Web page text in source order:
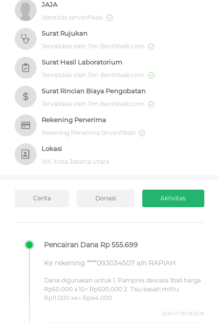
JAJA
Identitas terverifikasi
Surat Rujukan
Tervalidasi oleh Tim Benihbaik.com
Surat Hasil Laboratorium
Tervalidasi oleh Tim Benihbaik.com
Surat Rincian Biaya Pengobatan
Tervalidasi oleh Tim Benihbaik.com
Rekening Penerima
Rekening Penerima terverifikasi
Lokasi
Wil. Kota Jakarta Utara
Cerita Donasi Aktivitas
Pencairan Dana Rp 555.699
Ke rekening ****093034507 a/n RAPIAH
Dana digunakan untuk 1. Pampres dewasa 1ball harga
Rp50.000 x 10= Rp500.000 2. Tisu basah mittu
Rp11.000 x4= Rp44.000
2026-07-28 09:35:28